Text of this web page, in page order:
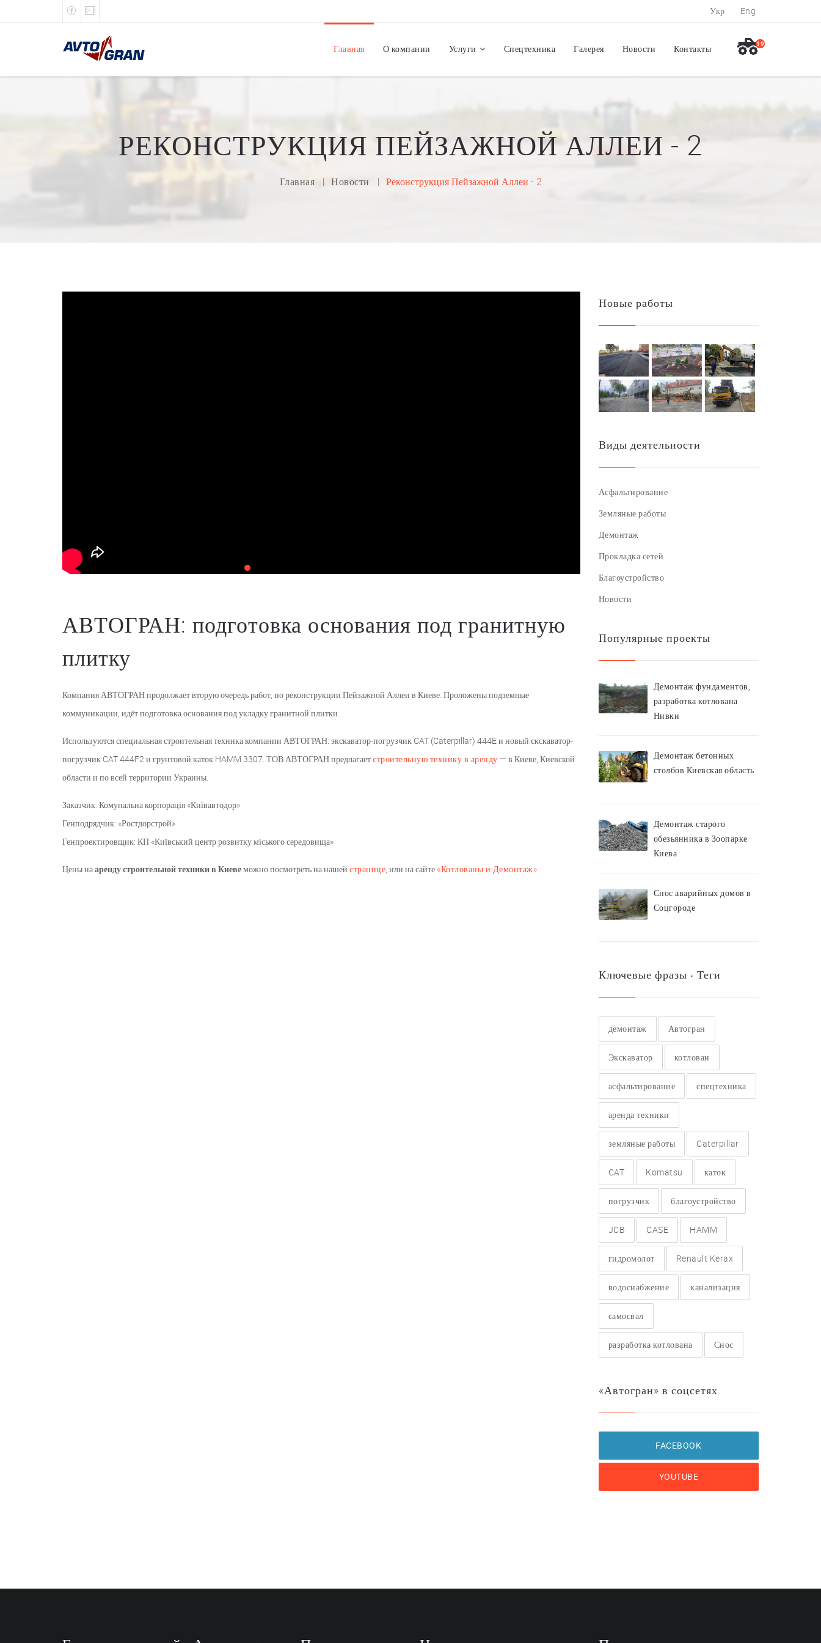
Укр Eng
19
Главная О компании Услуги Спецтехника Галерея Новости Контакты
РЕКОНСТРУКЦИЯ ПЕЙЗАЖНОЙ АЛЛЕИ - 2
Главная Новости Реконструкция Пейзажной Аллеи - 2
АВТОГРАН: подготовка основания под гранитную
плитку
Компания АВТОГРАН продолжает вторую очередь работ, по реконструкции Пейзажной Аллеи в Киеве. Проложены подземные
коммуникации, идёт подготовка основания под укладку гранитной плитки.
Используются специальная строительная техника компании АВТОГРАН: экскаватор-погрузчик CAT (Caterpillar) 444E и новый єкскаватор-
погрузчик CAT 444F2 и грунтовой каток HAMM 3307. ТОВ АВТОГРАН предлагаетстроительную технику в аренду — в Киеве, Киевской
области и по всей территории Украины.
Заказчик: Комунальна корпорація «Київавтодор»
Генподрядчик: «Ростдорстрой»
Генпроектировщик: КП «Київський центр розвитку міського середовища»
Цены нааренду строительной техники в Киевеможно посмотреть на нашей странице , или на сайте «Котлованы и Демонтаж»
Новые работы
Виды деятельности
Асфальтирование
Земляные работы
Демонтаж
Прокладка сетей
Благоустройство
Новости
Популярные проекты
Демонтаж фундаментов,
разработка котлована
Нивки
Демонтаж бетонных
столбов Киевская область
Демонтаж старого
обезьянника в Зоопарке
Киева
Снос аварийных домов в
Соцгороде
Ключевые фразы ‧ Теги
демонтаж Автогран
Экскаватор котлован
асфальтирование спецтехника
аренда техники
земляные работы Caterpillar
CAT Komatsu каток
погрузчик благоустройство
JCB CASE HAMM
гидромолот Renault Kerax
водоснабжение канализация
самосвал
разработка котлована Снос
«Автогран» в соцсетях
FACEBOOK
YOUTUBE